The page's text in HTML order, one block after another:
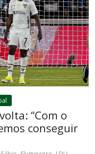
“Com o
conseguir